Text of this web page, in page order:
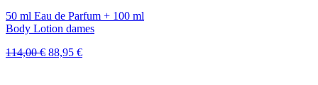
50 ml Eau de Parfum + 100 ml
Body Lotion dames
114,00€ Oorspronkelijke
88,95 €Huidige